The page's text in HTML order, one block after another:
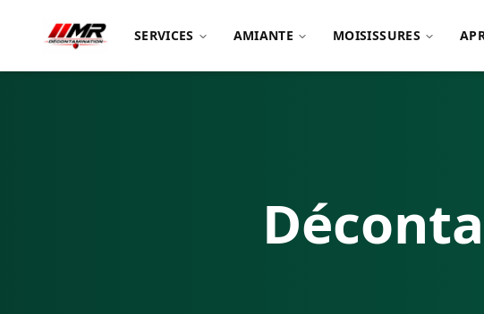
SERVICES AMIANTE MOISISSURES